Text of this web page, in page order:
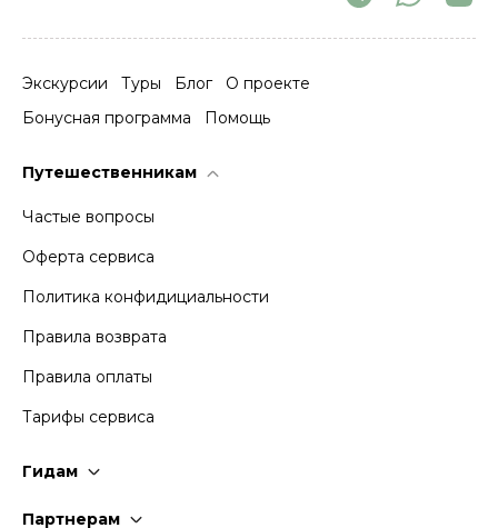
Экскурсии Туры Блог
О проекте
Бонусная программа
Помощь
Путешественникам
Частые вопросы
Оферта сервиса
Политика конфидициальности
Правила возврата
Правила оплаты
Тарифы сервиса
Гидам
Партнерам